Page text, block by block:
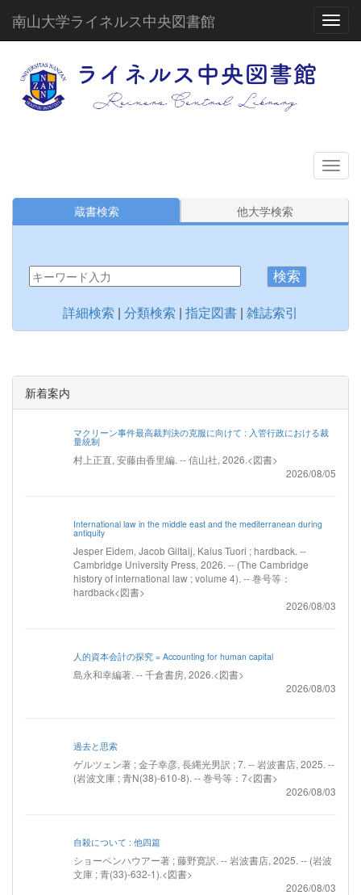
南山大学ライネルス中央図書館
蔵書検索 他大学検索
検索
詳細検索 分類検索 指定図書 雑誌索引
新着案内
マクリーン事件最高裁判決の克服に向けて : 入管行政における裁
量統制
村上正直, 安藤由香里編. -- 信山社, 2026.<図書>
2026/08/05
International law in the middle east and the mediterranean during
antiquity
Jesper Eidem, Jacob Giltaij, Kaius Tuori ; hardback. --
Cambridge University Press, 2026. -- (The Cambridge
history of international law ; volume 4). -- 巻号等：
hardback<図書>
2026/08/03
人的資本会計の探究 = Accounting for human capital
島永和幸編著. -- 千倉書房, 2026.<図書>
2026/08/03
過去と思索
ゲルツェン著 ; 金子幸彦, 長縄光男訳 ; 7. -- 岩波書店, 2025. --
(岩波文庫 ; 青N(38)-610-8). -- 巻号等：7<図書>
2026/08/03
自殺について : 他四篇
ショーペンハウアー著 ; 藤野寛訳. -- 岩波書店, 2025. -- (岩波
文庫 ; 青(33)-632-1).<図書>
2026/08/03